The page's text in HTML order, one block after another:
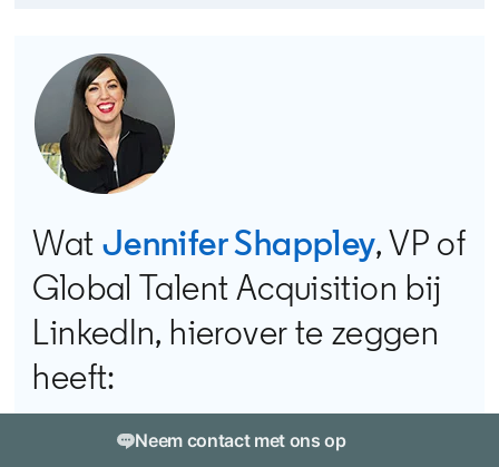
Wat Jennifer Shappleyopens
, VP of
Global Talent Acquisition bij
LinkedIn, hierover te zeggen
heeft:
Zelfs op de huidige grillige
arbeidsmarkt blijven mensen zich
Neem contact met ons op